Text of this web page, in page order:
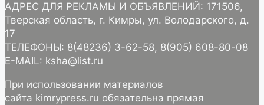
АДРЕС ДЛЯ РЕКЛАМЫ И ОБЪЯВЛЕНИЙ: 171506,
Тверская область, г. Кимры, ул. Володарского, д.
17
ТЕЛЕФОНЫ: 8(48236) 3-62-58, 8(905) 608-80-08
E-MAIL: ksha@list.ru
При использовании материалов
сайта kimrypress.ru обязательна прямая